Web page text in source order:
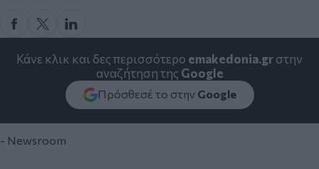
Κάνε κλικ και δες περισσότερο emakedonia.grστην
αναζήτηση της Google
Πρόσθεσέ το στην Google
- Newsroom